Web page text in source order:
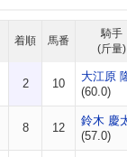
着順 馬番
騎手
(斤量)
2 10
大江原
(60.0)
8 12
鈴木 慶
(57.0)